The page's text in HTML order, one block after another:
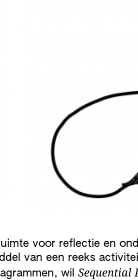
voor reflectie en
van een reeks
wil Sequential